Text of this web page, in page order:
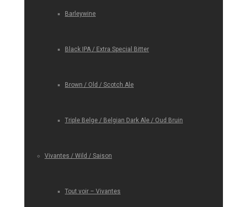
Barleywine
Black IPA / Extra Special Bitter
Brown / Old / Scotch Ale
Triple Belge / Belgian Dark Ale / Oud Bruin
Vivantes / Wild / Saison
Tout voir – Vivantes